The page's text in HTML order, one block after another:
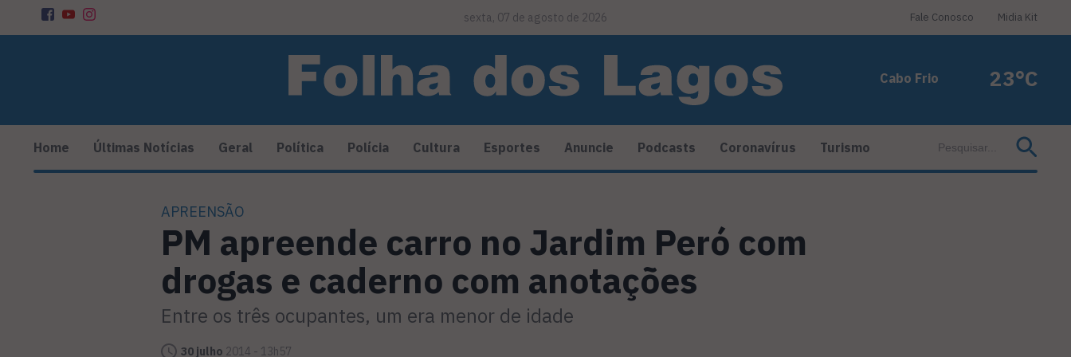
sexta, 07 de agosto de 2026 Fale Conosco Midia Kit
Cabo Frio 23°C
Home Últimas Notícias Geral Política Polícia Cultura Esportes Anuncie Podcasts Coronavírus Turismo
APREENSÃO
PM apreende carro no Jardim Peró com
drogas e caderno com anotações
Entre os três ocupantes, um era menor de idade
30 julho 2014 - 13h57